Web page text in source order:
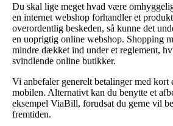
Du skal lige meget hvad være
en internet webshop forhandler et
overordentlig beskeden, så kunne det
en uoprigtig online webshop. Shopping
mindre dækket ind under et reglement,
svindlende online butikker.
Vi anbefaler generelt betalinger med kort
mobilen. Alternativt kan du benytte et
eksempel ViaBill, forudsat du gerne vil
fremtiden.